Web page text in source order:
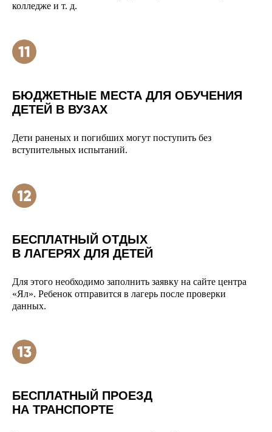
колледже и т. д.
БЮДЖЕТНЫЕ МЕСТА ДЛЯ ОБУЧЕНИЯ
ДЕТЕЙ В ВУЗАХ
Дети раненых и погибших могут поступить без
вступительных испытаний.
БЕСПЛАТНЫЙ ОТДЫХ
В ЛАГЕРЯХ ДЛЯ ДЕТЕЙ
Для этого необходимо заполнить заявку на сайте центра
«Ял». Ребенок отправится в лагерь после проверки
данных.
БЕСПЛАТНЫЙ ПРОЕЗД
НА ТРАНСПОРТЕ